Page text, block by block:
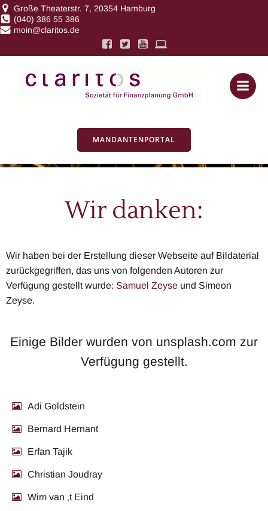
Zum
Große Theaterstr. 7, 20354 Hamburg
(040) 386 55 386
moin@claritos.de
MANDANTENPORTAL
Bildnachweis
Wir danken:
Wir haben bei der Erstellung dieser Webseite auf Bildaterial
zurückgegriffen, das uns von folgenden Autoren zur
Verfügung gestellt wurde: Samuel Zeyse und Simeon
Zeyse.
Einige Bilder wurden von unsplash.com zur
Verfügung gestellt.
Adi Goldstein
Bernard Hernant
Erfan Tajik
Christian Joudray
Wim van ‚t Eind